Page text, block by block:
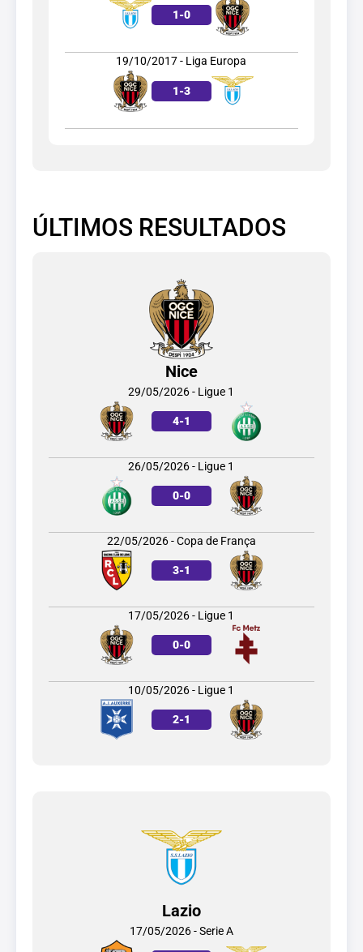
1-0
19/10/2017 - Liga Europa
1-3
ÚLTIMOS RESULTADOS
Nice
29/05/2026 - Ligue 1
4-1
26/05/2026 - Ligue 1
0-0
22/05/2026 - Copa de França
3-1
17/05/2026 - Ligue 1
0-0
10/05/2026 - Ligue 1
2-1
Lazio
17/05/2026 - Serie A